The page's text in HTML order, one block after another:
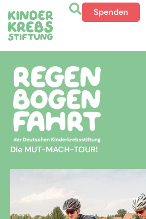
Spenden
Die MUT-MACH-TOUR!